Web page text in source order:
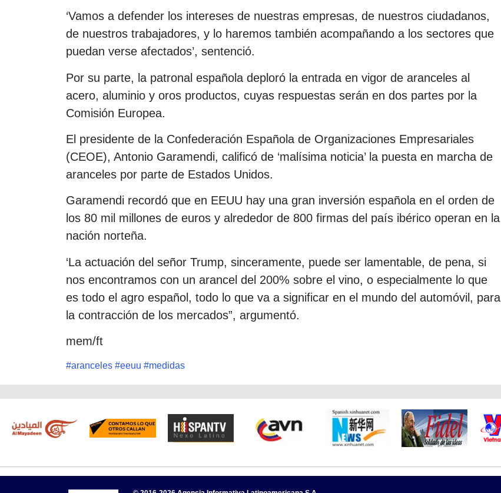
‘Vamos a defender los intereses de nuestras empresas, de nuestros ciudadanos,
de nuestros trabajadores, y lo haremos también acompañando a los sectores que
puedan verse afectados’, sentenció.
Por su parte, la patronal española deploró la entrada en vigor de aranceles al
acero, aluminio y oros productos, cuyas respuestas serán en dos partes por la
Comisión Europea.
El presidente de la Confederación Española de Organizaciones Empresariales
(CEOE), Antonio Garamendi, calificó de ‘malísima noticia’ la puesta en marcha de
aranceles por parte de Estados Unidos.
Garamendi recordó que en EEUU hay una gran inversión española en el orden de
los 80 mil millones de euros y alrededor de 800 firmas del país ibérico operan en la
nación norteña.
‘La actuación del señor Trump, sinceramente, puede ser lamentable, de pena, si
nos encontramos con un arancel del 200% sobre el vino, o especialmente lo que
es todo el agro español, todo lo que va a significar en el mundo del automóvil, para
la contracción de los mercados”, argumentó.
mem/ft
#aranceles #eeuu #medidas